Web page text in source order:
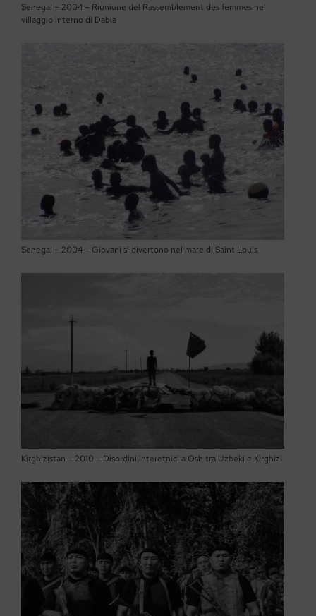
Senegal – 2004 – Riunione del Rassemblement des femmes nel
villaggio interno di Dabia
Senegal – 2004 – Giovani si divertono nel mare di Saint Louis
Kirghizistan – 2010 – Disordini interetnici a Osh tra Uzbeki e Kirghizi